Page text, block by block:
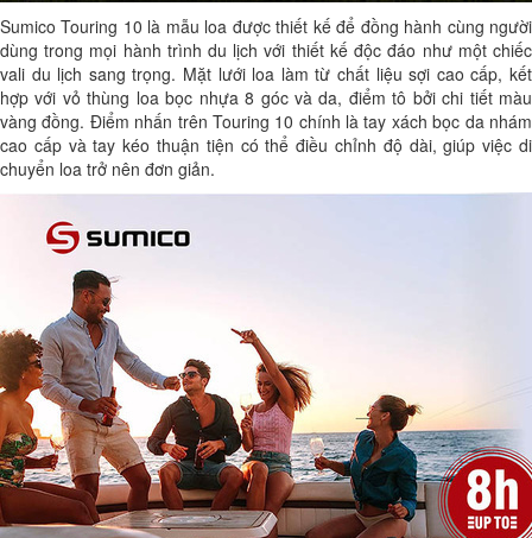
Sumico Touring 10 là mẫu loa được thiết kế để đồng hành cùng người
dùng trong mọi hành trình du lịch với thiết kế độc đáo như một chiếc
vali du lịch sang trọng. Mặt lưới loa làm từ chất liệu sợi cao cấp, kết
hợp với vỏ thùng loa bọc nhựa 8 góc và da, điểm tô bởi chi tiết màu
vàng đồng. Điểm nhấn trên Touring 10 chính là tay xách bọc da nhám
cao cấp và tay kéo thuận tiện có thể điều chỉnh độ dài, giúp việc di
chuyển loa trở nên đơn giản.